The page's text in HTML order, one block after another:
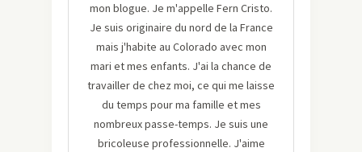
mon blogue. Je m'appelle Fern Cristo.
Je suis originaire du nord de la France
mais j'habite au Colorado avec mon
mari et mes enfants. J'ai la chance de
travailler de chez moi, ce qui me laisse
du temps pour ma famille et mes
nombreux passe-temps. Je suis une
bricoleuse professionnelle. J'aime